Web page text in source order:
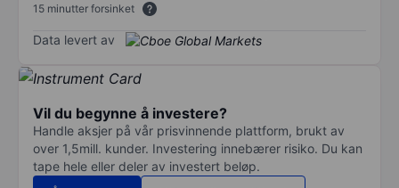
15 minutter forsinket
Data levert av
Vil du begynne å investere?
Handle aksjer på vår prisvinnende plattform, brukt av
over 1,5mill. kunder. Investering innebærer risiko. Du kan
tape hele eller deler av investert beløp.